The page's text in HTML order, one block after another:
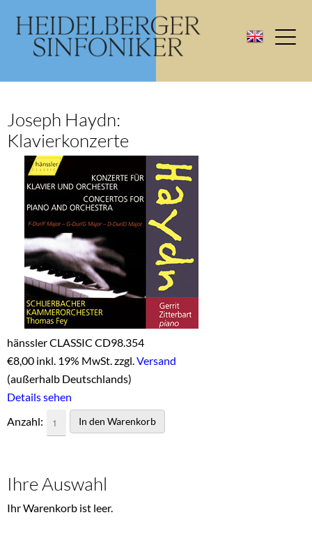
Joseph Haydn:
Klavierkonzerte
hänssler CLASSIC CD98.354
€8,00 inkl. 19% MwSt. zzgl. Versand
(außerhalb Deutschlands)
Details sehen
Anzahl:
Ihre Auswahl
Ihr Warenkorb ist leer.